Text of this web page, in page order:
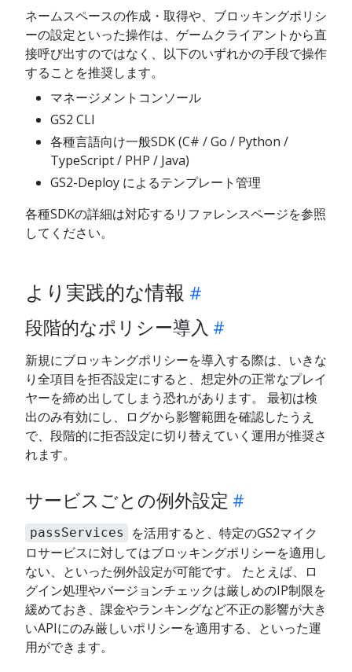
ネームスペースの作成・取得や、ブロッキングポリシ
ーの設定といった操作は、ゲームクライアントから直
接呼び出すのではなく、以下のいずれかの手段で操作
することを推奨します。
マネージメントコンソール
GS2 CLI
各種言語向け一般SDK (C# / Go / Python /
TypeScript / PHP / Java)
GS2-Deploy によるテンプレート管理
各種SDKの詳細は対応するリファレンスページを参照
してください。
より実践的な情報
段階的なポリシー導入
新規にブロッキングポリシーを導入する際は、いきな
り全項目を拒否設定にすると、想定外の正常なプレイ
ヤーを締め出してしまう恐れがあります。 最初は検
出のみ有効にし、ログから影響範囲を確認したうえ
で、段階的に拒否設定に切り替えていく運用が推奨さ
れます。
サービスごとの例外設定
passServices
を活用すると、特定のGS2マイク
ロサービスに対してはブロッキングポリシーを適用し
ない、といった例外設定が可能です。 たとえば、ロ
グイン処理やバージョンチェックは厳しめのIP制限を
緩めておき、課金やランキングなど不正の影響が大き
いAPIにのみ厳しいポリシーを適用する、といった運
用ができます。